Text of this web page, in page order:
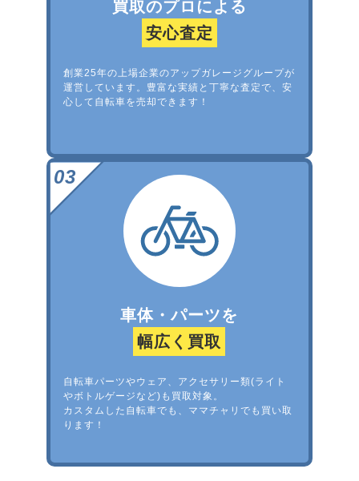
買取のプロによる
安心査定
創業25年の上場企業のアップガレージグループが
運営しています。豊富な実績と丁寧な査定で、安
心して自転車を売却できます！
車体・パーツを
幅広く買取
自転車パーツやウェア、アクセサリー類(ライト
やボトルゲージなど)も買取対象。
カスタムした自転車でも、ママチャリでも買い取
ります！